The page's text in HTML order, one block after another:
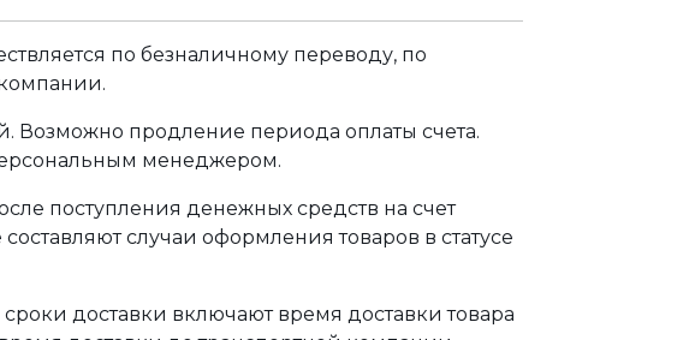
по безналичному переводу, по
Возможно продление периода оплаты счета.
менеджером.
поступления денежных средств на счет
случаи оформления товаров в статусе
доставки включают время доставки товара